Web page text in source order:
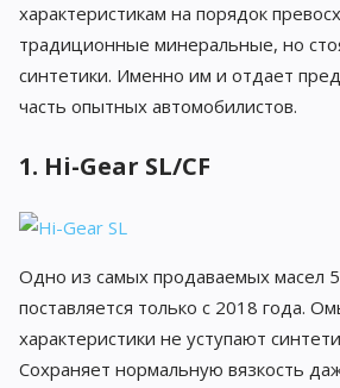
характеристикам на порядок
традиционные минеральные, но
синтетики. Именно им и отдает
часть опытных автомобилистов.
1. Hi-Gear SL/CF
Одно из самых продаваемых масел
поставляется только с 2018 года.
характеристики не уступают
Сохраняет нормальную вязкость